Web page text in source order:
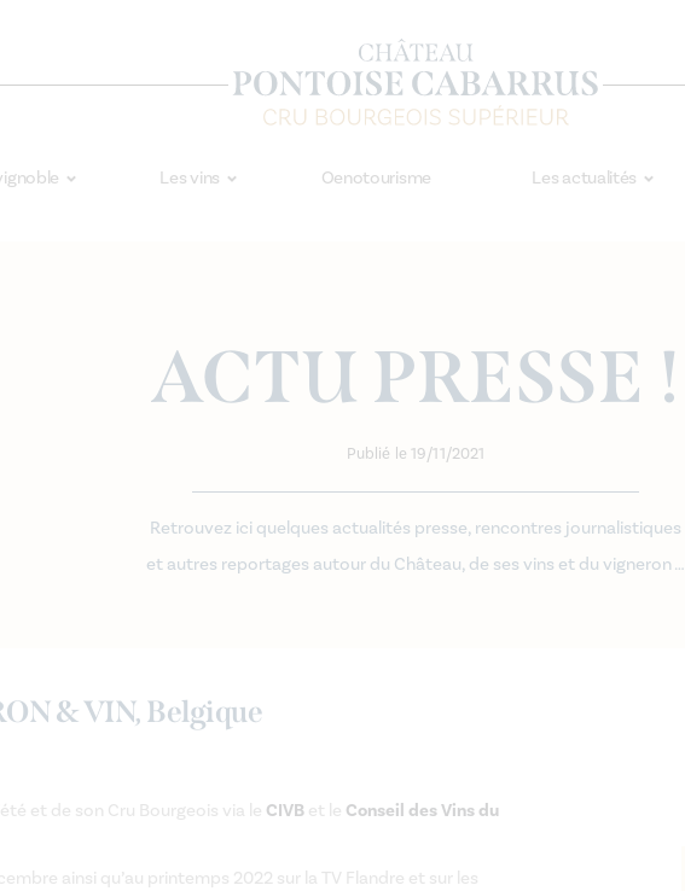
Les vins Oenotourisme Les actualités
ACTU PRESSE !
Publié le 19/11/2021
Retrouvez ici quelques actualités presse, rencontres journalistiques
et autres reportages autour du Château, de ses vins et du vigneron …
& VIN, Belgique
et de son Cru Bourgeois via le CIVB et le Conseil des Vins du
ainsi qu’au printemps 2022 sur la TV Flandre et sur les